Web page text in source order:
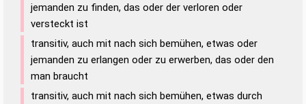
jemanden zu finden, das oder der verloren oder
versteckt ist
transitiv, auch mit nach sich bemühen, etwas oder
jemanden zu erlangen oder zu erwerben, das oder den
man braucht
transitiv, auch mit nach sich bemühen, etwas durch